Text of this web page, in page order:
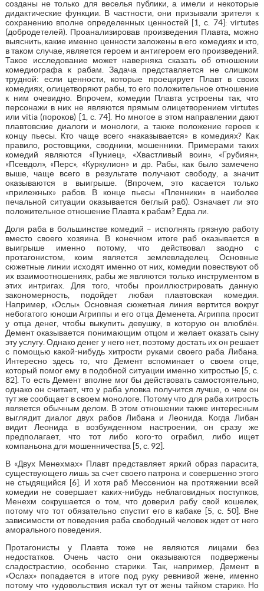
созданы не только для веселья публики, а имели и некоторые
дидактические функции. В частности, они призывали зрителя к
сохранению вполне определенных ценностей [1, с. 74]: virtutes
(добродетелей). Проанализировав произведения Плавта, можно
выяснить, какие именно ценности заложены в его комедиях и кто,
в таком случае, является героем и антигероем его произведений.
Такое исследование может наверняка сказать об отношении
комедиографа к рабам. Задача представляется не слишком
трудной: если ценности, которые проецирует Плавт в своих
комедиях, олицетворяют рабы, то его положительное отношение
к ним очевидно. Впрочем, комедии Плавта устроены так, что
персонажи в них не являются прямым олицетворением virtutes
или vitia (пороков) [1, с. 74]. Но многое в этом направлении дают
плавтовские диалоги и монологи, а также положение героев к
концу пьесы. Кто чаще всего «наказывается» в комедиях? Как
правило, ростовщики, сводники, мошенники. Примерами таких
комедий являются «Пуниец», «Хвастливый воин», «Грубиян»,
«Псевдол», «Перс», «Куркулион» и др. Рабы, как было замечено
выше, чаще всего в результате получают свободу, а значит
оказываются в выигрыше. (Впрочем, это касается только
«прилежных» рабов. В конце пьесы «Пленники» в наиболее
печальной ситуации оказывается беглый раб). Означает ли это
положительное отношение Плавта к рабам? Едва ли.
Доля раба в большинстве комедий – исполнять грязную работу
вместо своего хозяина. В конечном итоге раб оказывается в
выигрыше именно потому, что действовал заодно с
протагонистом, коим является землевладелец. Основные
сюжетные линии исходят именно от них, комедии повествуют об
их взаимоотношениях, рабы же являются только инструментом в
этих интригах. Для того, чтобы проиллюстрировать данную
закономерность, подойдет любая плавтовская комедия.
Например, «Ослы». Основная сюжетная линия вертится вокруг
небогатого юноши Агриппы и его отца Деменета. Агриппа просит
у отца денег, чтобы выкупить девушку, в которую он влюблён.
Демент оказывается понимающим отцом и желает оказать сыну
эту услугу. Однако денег у него нет, поэтому достать их он решает
с помощью какой-нибудь хитрости руками своего раба Либана.
Интересно здесь то, что Демент вспоминает о своем отце,
который помог ему в подобной ситуации именно хитростью [5, с.
82]. То есть Демент вполне мог бы действовать самостоятельно,
однако он считает, что у раба уловка получится лучше, о чем он
тут же сообщает в своем монологе. Потому что для раба хитрость
является обычным делом. В этом отношении также интересным
выглядит диалог двух рабов Либана и Леонида. Когда Либан
видит Леонида в возбужденном настроении, он сразу же
предполагает, что тот либо кого-то ограбил, либо ищет
компаньона для мошенничества [5, с. 92].
В «Двух Менехмах» Плавт представляет яркий образ парасита,
существующего лишь за счет своего патрона и совершенно этого
не стыдящийся [6]. И хотя раб Мессенион на протяжении всей
комедии не совершает каких-нибудь неблаговидных поступков,
Менехм сокрушается о том, что доверил рабу свой кошелек,
потому что тот обязательно спустит его в кабаке [5, с. 50]. Вне
зависимости от поведения раба свободный человек ждет от него
аморального поведения.
Протагонисты у Плавта тоже не являются лицами без
недостатков. Очень часто они оказываются подвержены
сладострастию, особенно старики. Так, например, Демент в
«Ослах» попадается в итоге под руку ревнивой жене, именно
потому что «удовольствия искал тут от жены тайком старик». Но